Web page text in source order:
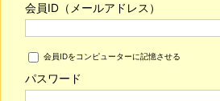
会員ID（メールアドレス）
会員IDをコンピューターに記憶させる
パスワード